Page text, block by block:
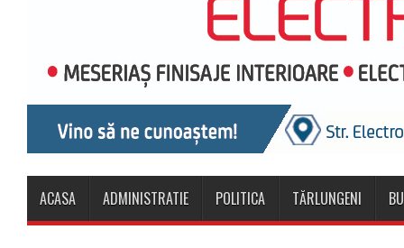
ACASA ADMINISTRATIE POLITICA TĂRLUNGENI